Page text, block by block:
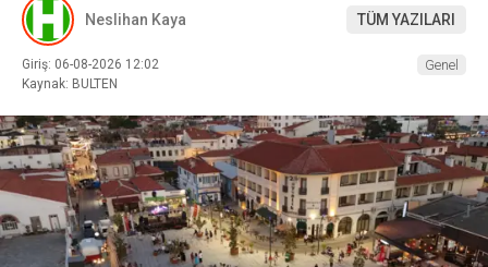
Neslihan Kaya TÜM YAZILARI
Giriş: 06-08-2026 12:02
Kaynak: BULTEN
Genel